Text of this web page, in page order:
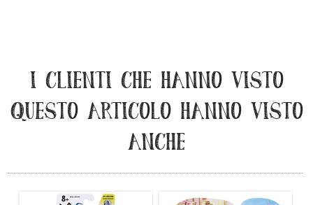
I CLIENTI CHE HANNO VISTO
QUESTO ARTICOLO HANNO VISTO
ANCHE